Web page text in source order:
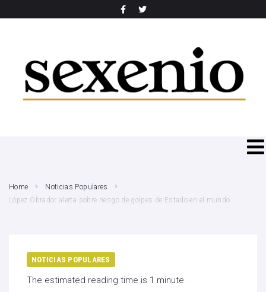
Home
Noticias Populares
López Obrador alerta sobre riesgo de golpes de Estado en el mundo
NOTICIAS POPULARES
The estimated reading time is 1 minute
SEARCH THIS WEBSITE